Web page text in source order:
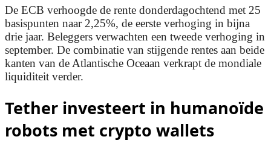
De ECB verhoogde de rente donderdagochtend met 25
basispunten naar 2,25%, de eerste verhoging in bijna
drie jaar. Beleggers verwachten een tweede verhoging in
september. De combinatie van stijgende rentes aan beide
kanten van de Atlantische Oceaan verkrapt de mondiale
liquiditeit verder.
Tether investeert in humanoïde
robots met crypto wallets